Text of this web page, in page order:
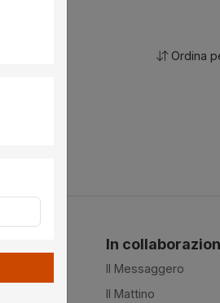
Ordina
In
Il Messaggero
Il Mattino